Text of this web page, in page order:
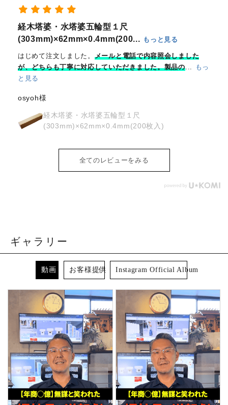
経木塔婆・水塔婆五輪型１尺
(303mm)×62mm×0.4mm(200... もっと見る
はじめて注文しました。 メールと電話で内容照会しました
が、どちらも丁寧に対応していただきました。製品の...
もっ
と見る
osyoh様
経木塔婆・水塔婆五輪型１尺
(303mm)×62mm×0.4mm(200枚入)
全てのレビューをみる
ギャラリー
動画 お客様提供 Instagram Official Album